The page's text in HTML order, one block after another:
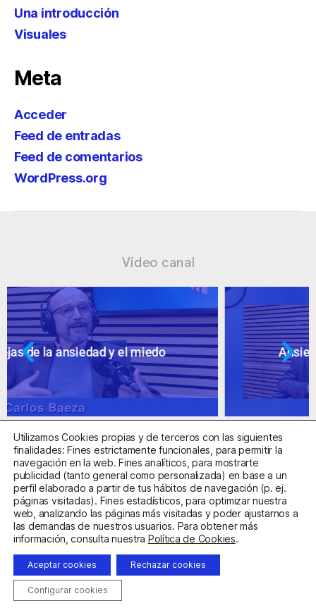
Una introducción
Visuales
Meta
Acceder
Feed de entradas
Feed de comentarios
WordPress.org
Vídeo canal
Ansiedad: supuestos cuestionables
Centro Sanitario Autorizado con el código E08737002
Aviso LegalPolítica de PrivacidadPolítica de Cookies
Clínica de la Ansiedad. Teléfonos:932263020
Correo:
Utilizamos Cookies propias y de terceros con las siguientes
finalidades: Fines estrictamente funcionales, para permitir la
navegación en la web. Fines analíticos, para mostrarte
publicidad (tanto general como personalizada) en base a un
perfil elaborado a partir de tus hábitos de navegación (p. ej.
páginas visitadas). Fines estadísticos, para optimizar nuestra
web, analizando las páginas más visitadas y poder ajustarnos a
las demandas de nuestros usuarios. Para obtener más
información, consulta nuestra Política de Cookies.
Aceptar cookies Rechazar cookies
Configurar cookies